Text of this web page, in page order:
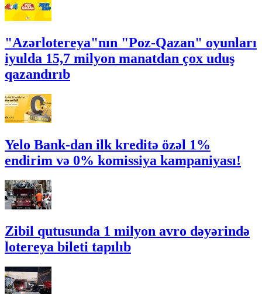
"Azərlotereya"nın "Poz-Qazan" oyunları
iyulda 15,7 milyon manatdan çox uduş
qazandırıb
Yelo Bank-dan ilk kreditə özəl 1%
endirim və 0% komissiya kampaniyası!
Zibil qutusunda 1 milyon avro dəyərində
lotereya bileti tapılıb